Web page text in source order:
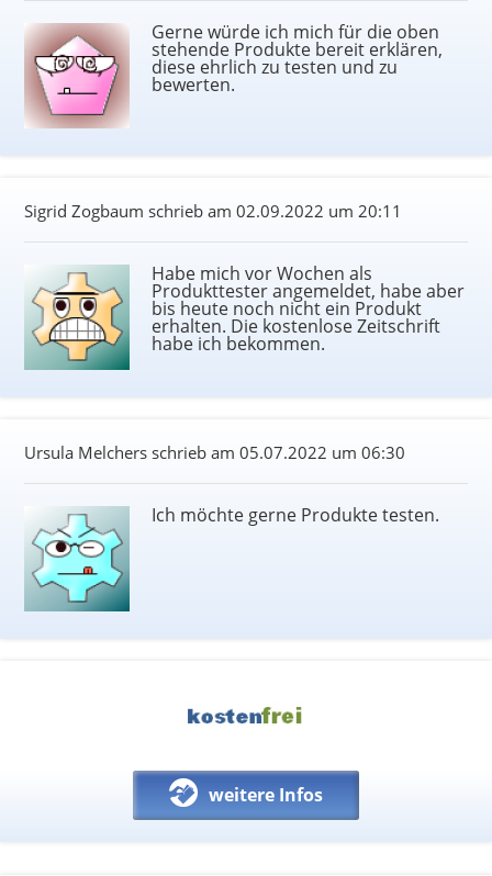
Gerne würde ich mich für die oben
stehende Produkte bereit erklären,
diese ehrlich zu testen und zu
bewerten.
Sigrid Zogbaum schrieb am 02.09.2022 um 20:11
Habe mich vor Wochen als
Produkttester angemeldet, habe aber
bis heute noch nicht ein Produkt
erhalten. Die kostenlose Zeitschrift
habe ich bekommen.
Ursula Melchers schrieb am 05.07.2022 um 06:30
Ich möchte gerne Produkte testen.
weitere Infos